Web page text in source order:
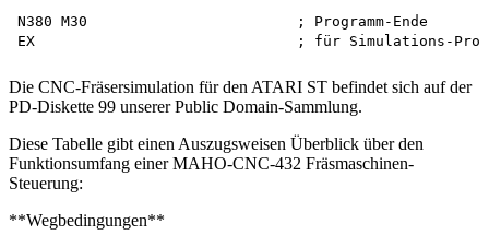
N380 M30                        ; Programm-Ende
Die CNC-Fräsersimulation für den ATARI ST befindet sich auf der
PD-Diskette 99 unserer Public Domain-Sammlung.
Diese Tabelle gibt einen Auszugsweisen Überblick über den
Funktionsumfang einer MAHO-CNC-432 Fräsmaschinen-
Steuerung:
**Wegbedingungen**